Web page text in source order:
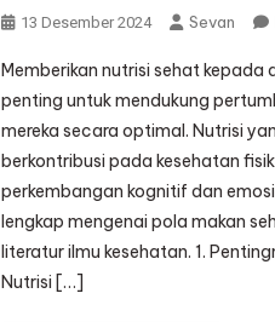
13 Desember 2024 Sevan
Memberikan nutrisi sehat kepada
penting untuk mendukung
mereka secara optimal. Nutrisi
berkontribusi pada kesehatan
perkembangan kognitif dan
lengkap mengenai pola makan
literatur ilmu kesehatan. 1.
Nutrisi […]